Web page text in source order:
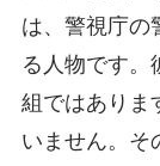
は、警視庁の
る人物です。
組ではありま
いません。そ